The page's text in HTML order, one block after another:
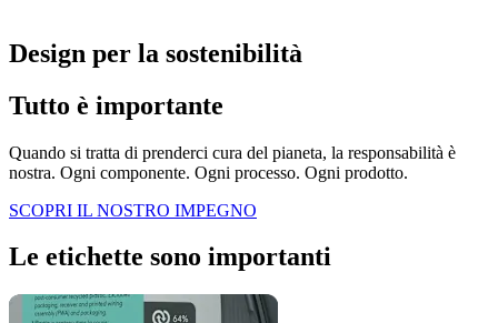
Design per la sostenibilità
Tutto è importante
Quando si tratta di prenderci cura del pianeta, la responsabilità è
nostra. Ogni componente. Ogni processo. Ogni prodotto.
SCOPRI IL NOSTRO IMPEGNO
Le etichette sono importanti